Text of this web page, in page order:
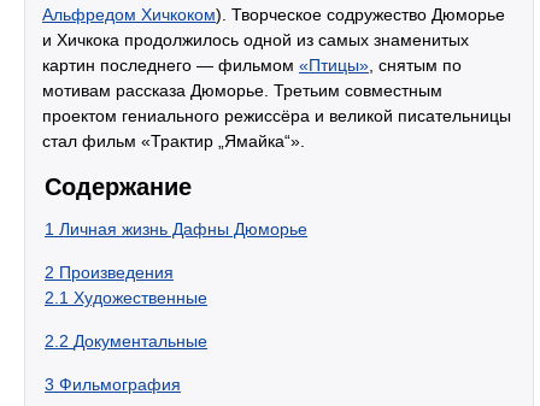
Альфредом Хичкоком). Творческое содружество Дюморье
и Хичкока продолжилось одной из самых знаменитых
картин последнего — фильмом «Птицы» , снятым по
мотивам рассказа Дюморье. Третьим совместным
проектом гениального режиссёра и великой писательницы
стал фильм «Трактир „Ямайка“».
Содержание
1 Личная жизнь Дафны Дюморье
2 Произведения
2.1 Художественные
2.2 Документальные
3 Фильмография